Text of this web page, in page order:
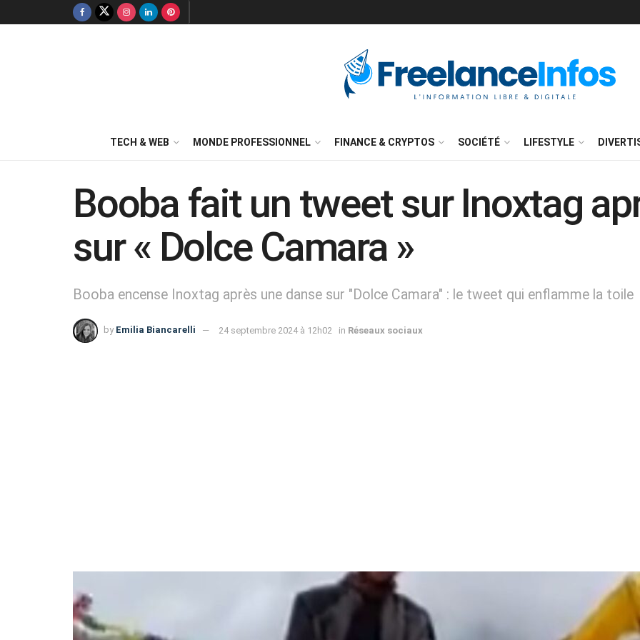
TECH & WEB MONDE PROFESSIONNEL FINANCE & CRYPTOS SOCIÉTÉ LIFESTYLE
Booba fait un tweet sur Inoxtag
sur « Dolce Camara »
Booba encense Inoxtag après une danse sur "Dolce Camara" : le tweet qui enflamme la toile
by Emilia Biancarelli 24 septembre 2024 à 12h02 in Réseaux sociaux